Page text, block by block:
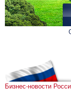
Бизнес-новости